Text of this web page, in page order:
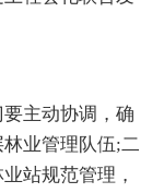
主动协调，确
业管理队伍;二
站规范管理，